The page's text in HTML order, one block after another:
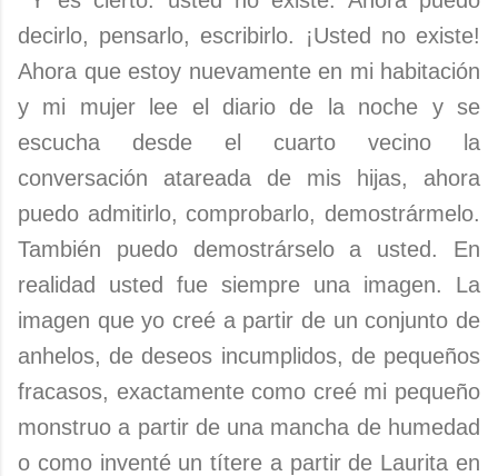
decirlo, pensarlo, escribirlo. ¡Usted no existe!
Ahora que estoy nuevamente en mi habitación
y mi mujer lee el diario de la noche y se
escucha desde el cuarto vecino la
conversación atareada de mis hijas, ahora
puedo admitirlo, comprobarlo, demostrármelo.
También puedo demostrárselo a usted. En
realidad usted fue siempre una imagen. La
imagen que yo creé a partir de un conjunto de
anhelos, de deseos incumplidos, de pequeños
fracasos, exactamente como creé mi pequeño
monstruo a partir de una mancha de humedad
o como inventé un títere a partir de Laurita en